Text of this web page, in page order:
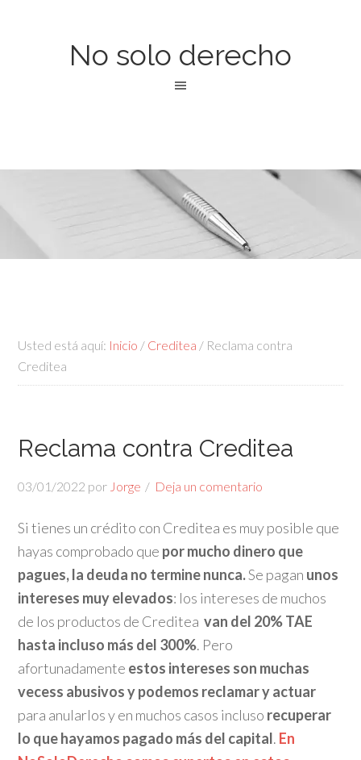
No solo derecho
Usted está aquí: Inicio / Creditea / Reclama contra
Creditea
Reclama contra Creditea
03/01/2022 por Jorge Deja un comentario
Si tienes un crédito con Creditea es muy posible que
hayas comprobado que por mucho dinero que
pagues, la deuda no termine nunca.Se pagan unos
intereses muy elevados: los intereses de muchos
de los productos de Crediteavan del 20% TAE
hasta incluso más del 300%. Pero
afortunadamente estos intereses son muchas
vecess abusivos y podemos reclamar y actuar
para anularlos y en muchos casos incluso recuperar
lo que hayamos pagado más del capital. En